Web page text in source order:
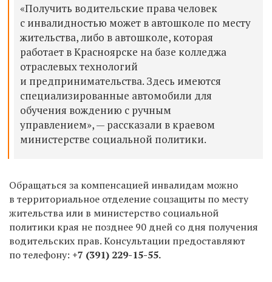
«Получить водительские права человек
с инвалидностью может в автошколе по месту
жительства, либо в автошколе, которая
работает в Красноярске на базе колледжа
отраслевых технологий
и предпринимательства. Здесь имеются
специализированные автомобили для
обучения вождению с ручным
управлением», — рассказали в краевом
министерстве социальной политики.
Обращаться за компенсацией инвалидам можно
в территориальное отделение соцзащиты по месту
жительства или в министерство социальной
политики края не позднее 90 дней со дня получения
водительских прав. Консультации предоставляют
по телефону: +7 (391) 229-15-55.